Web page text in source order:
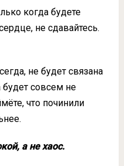
когда будете
не сдавайтесь.
не будет связана
совсем не
что починили
а не хаос.